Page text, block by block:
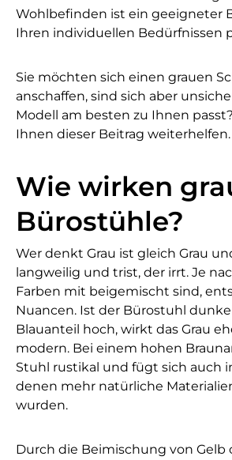
Wohlbefinden ist ein geeigneter
Ihren individuellen Bedürfnissen
Sie möchten sich einen grauen
anschaffen, sind sich aber
Modell am besten zu Ihnen
Ihnen dieser Beitrag weiterhelfen.
Wie wirken
Bürostühle?
Wer denkt Grau ist gleich Grau
langweilig und trist, der irrt. Je
Farben mit beigemischt sind,
Nuancen. Ist der Bürostuhl
Blauanteil hoch, wirkt das Grau
modern. Bei einem hohen
Stuhl rustikal und fügt sich auch
denen mehr natürliche
wurden.
Durch die Beimischung von Gelb